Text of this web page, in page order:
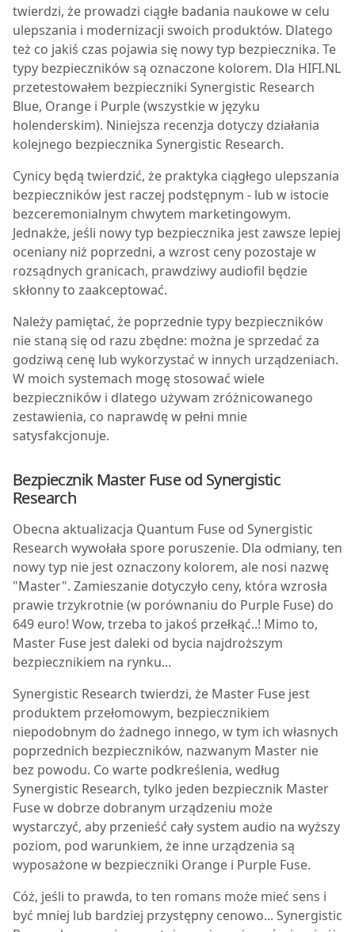
twierdzi, że prowadzi ciągłe badania naukowe w celu
ulepszania i modernizacji swoich produktów. Dlatego
też co jakiś czas pojawia się nowy typ bezpiecznika. Te
typy bezpieczników są oznaczone kolorem. Dla HIFI.NL
przetestowałem bezpieczniki Synergistic Research
Blue, Orange i Purple (wszystkie w języku
holenderskim). Niniejsza recenzja dotyczy działania
kolejnego bezpiecznika Synergistic Research.
Cynicy będą twierdzić, że praktyka ciągłego ulepszania
bezpieczników jest raczej podstępnym - lub w istocie
bezceremonialnym chwytem marketingowym.
Jednakże, jeśli nowy typ bezpiecznika jest zawsze lepiej
oceniany niż poprzedni, a wzrost ceny pozostaje w
rozsądnych granicach, prawdziwy audiofil będzie
skłonny to zaakceptować.
Należy pamiętać, że poprzednie typy bezpieczników
nie staną się od razu zbędne: można je sprzedać za
godziwą cenę lub wykorzystać w innych urządzeniach.
W moich systemach mogę stosować wiele
bezpieczników i dlatego używam zróżnicowanego
zestawienia, co naprawdę w pełni mnie
satysfakcjonuje.
Bezpiecznik Master Fuse od Synergistic
Research
Obecna aktualizacja Quantum Fuse od Synergistic
Research wywołała spore poruszenie. Dla odmiany, ten
nowy typ nie jest oznaczony kolorem, ale nosi nazwę
"Master". Zamieszanie dotyczyło ceny, która wzrosła
prawie trzykrotnie (w porównaniu do Purple Fuse) do
649 euro! Wow, trzeba to jakoś przełkąć..! Mimo to,
Master Fuse jest daleki od bycia najdroższym
bezpiecznikiem na rynku...
Synergistic Research twierdzi, że Master Fuse jest
produktem przełomowym, bezpiecznikiem
niepodobnym do żadnego innego, w tym ich własnych
poprzednich bezpieczników, nazwanym Master nie
bez powodu. Co warte podkreślenia, według
Synergistic Research, tylko jeden bezpiecznik Master
Fuse w dobrze dobranym urządzeniu może
wystarczyć, aby przenieść cały system audio na wyższy
poziom, pod warunkiem, że inne urządzenia są
wyposażone w bezpieczniki Orange i Purple Fuse.
Cóż, jeśli to prawda, to ten romans może mieć sens i
być mniej lub bardziej przystępny cenowo... Synergistic